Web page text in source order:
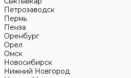
Петрозаводск
Пермь
Пенза
Оренбург
Орел
Омск
Новосибирск
Нижний Новгород